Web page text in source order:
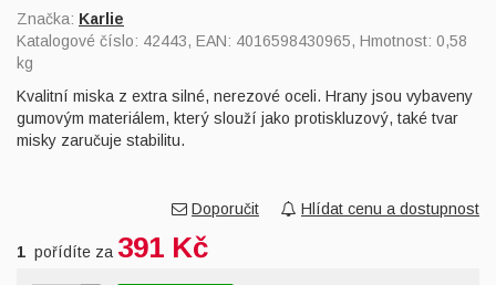
Značka: Karlie
Katalogové číslo: 42443, EAN: 4016598430965, Hmotnost: 0,58
kg
Kvalitní miska z extra silné, nerezové oceli. Hrany jsou vybaveny
gumovým materiálem, který slouží jako protiskluzový, také tvar
misky zaručuje stabilitu.
Doporučit Hlídat cenu a dostupnost
1 pořídíte za 391 Kč